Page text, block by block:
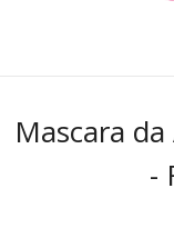
Mascara
-